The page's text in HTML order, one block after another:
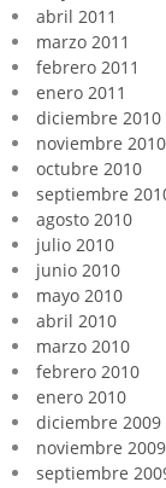
abril 2011
marzo 2011
febrero 2011
enero 2011
diciembre 2010
noviembre 2010
octubre 2010
septiembre
agosto 2010
julio 2010
junio 2010
mayo 2010
abril 2010
marzo 2010
febrero 2010
enero 2010
diciembre 2009
noviembre 2009
septiembre